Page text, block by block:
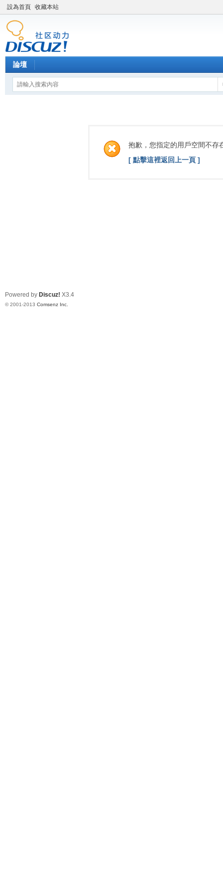
設為首頁 收藏本站
論壇
抱歉，您指定的用戶空間不存
[ 點擊這裡返回上一頁 ]
Powered by Discuz! X3.4
© 2001-2013 Comsenz Inc.